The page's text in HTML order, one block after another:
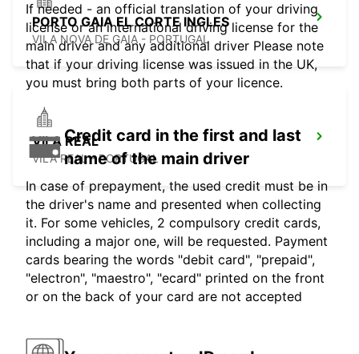
PORTO GAIA EL CORTE INGLES
VILA NOVA DE GAIA - PORTUGAL
VILA REAL
VILA REAL - PORTUGAL
If needed - an official translation of your driving
license or an international driving license for the
main driver and any additional driver Please note
that if your driving license was issued in the UK,
you must bring both parts of your licence.
Credit card in the first and last
name of the main driver
In case of prepayment, the used credit must be in
the driver's name and presented when collecting
it. For some vehicles, 2 compulsory credit cards,
including a major one, will be requested. Payment
cards bearing the words "debit card", "prepaid",
"electron", "maestro", "ecard" printed on the front
or on the back of your card are not accepted